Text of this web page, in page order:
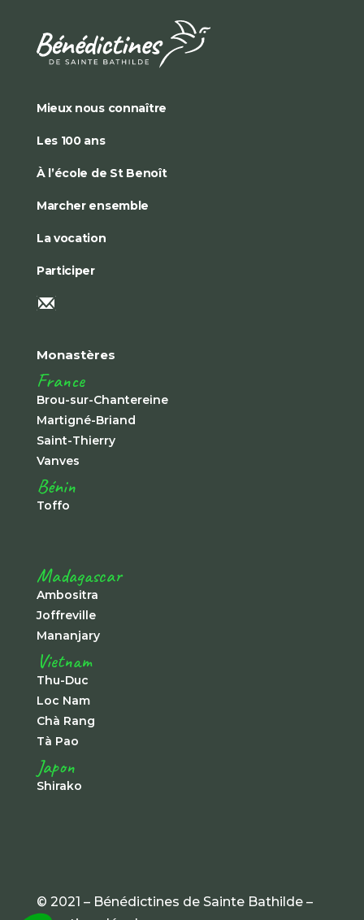
Mieux nous connaître
Les 100 ans
À l’école de St Benoît
Marcher ensemble
La vocation
Participer
Monastères
France
Brou-sur-Chantereine
Martigné-Briand
Saint-Thierry
Vanves
Bénin
Toffo
Madagascar
Ambositra
Joffreville
Mananjary
Vietnam
Thu-Duc
Loc Nam
Chà Rang
Tà Pao
Japon
Shirako
© 2021 – Bénédictines de Sainte Bathilde –